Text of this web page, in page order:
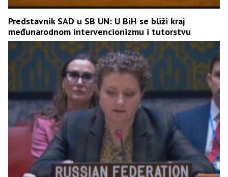
Predstavnik SAD u SB UN: U BiH se bliži kraj
međunarodnom intervencionizmu i tutorstvu